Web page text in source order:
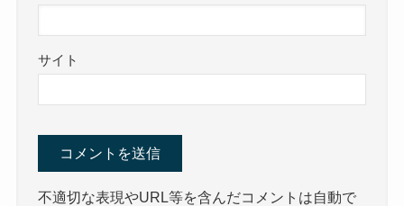
サイト
不適切な表現やURL等を含んだコメントは自動で